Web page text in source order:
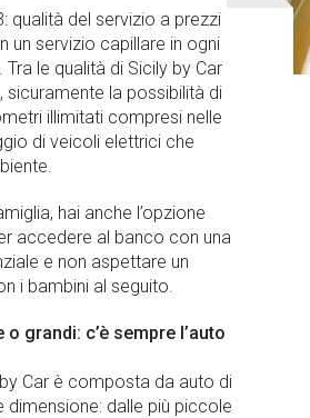
qualità del servizio a prezzi
un servizio capillare in ogni
Tra le qualità di Sicily by Car
sicuramente la possibilità di
illimitati compresi nelle
di veicoli elettrici che
hai anche l’opzione
accedere al banco con una
e non aspettare un
i bambini al seguito.
grandi: c’è sempre l’auto
Car è composta da auto di
dimensione: dalle più piccole